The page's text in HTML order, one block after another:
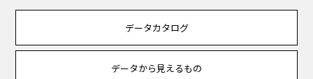
データカタログ
データから見えるもの